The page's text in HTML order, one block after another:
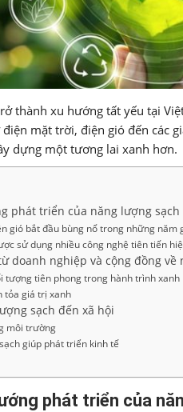
thành xu hướng tất yếu tại
mặt trời, điện gió đến các
dựng một tương lai xanh hơn.
phát triển của năng lượng sạch
gió bắt đầu bùng nổ trong những năm
sử dụng nhiều công nghệ tiên tiến
doanh nghiệp và cộng đồng về
tượng tiên phong trong hành trình xanh
tỏa giá trị xanh
sạch đến xã hội
môi trường
giúp phát triển kinh tế
phát triển của